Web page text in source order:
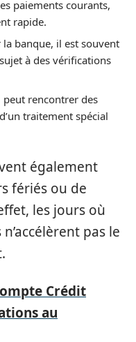
paiements courants,
rapide.
la banque, il est souvent
à des vérifications
rencontrer des
traitement spécial
également
fériés ou de
les jours où
pas le
Crédit
au